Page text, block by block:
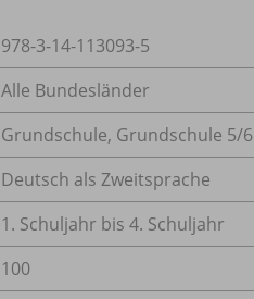
978-3-14-113093-5
Alle Bundesländer
Grundschule, Grundschule 5/6
Deutsch als Zweitsprache
1. Schuljahr bis 4. Schuljahr
100